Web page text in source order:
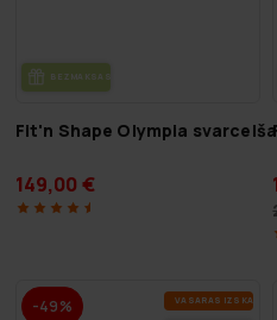
BEZ­MAK­SAS PIE­GĀ­DE
Fit'n Shape Olympia
149,00 €
-49% VA­SA­RAS IZ­SKA­ŅA